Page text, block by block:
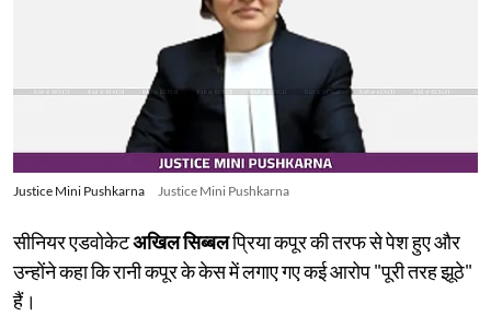
Justice Mini Pushkarna Justice Mini Pushkarna
सीनियर एडवोकेटअखिल सिब्बलप्रिया कपूर की तरफ से पेश हुए और
उन्होंने कहा कि रानी कपूर के केस में लगाए गए कई आरोप "पूरी तरह झूठे"
हैं।